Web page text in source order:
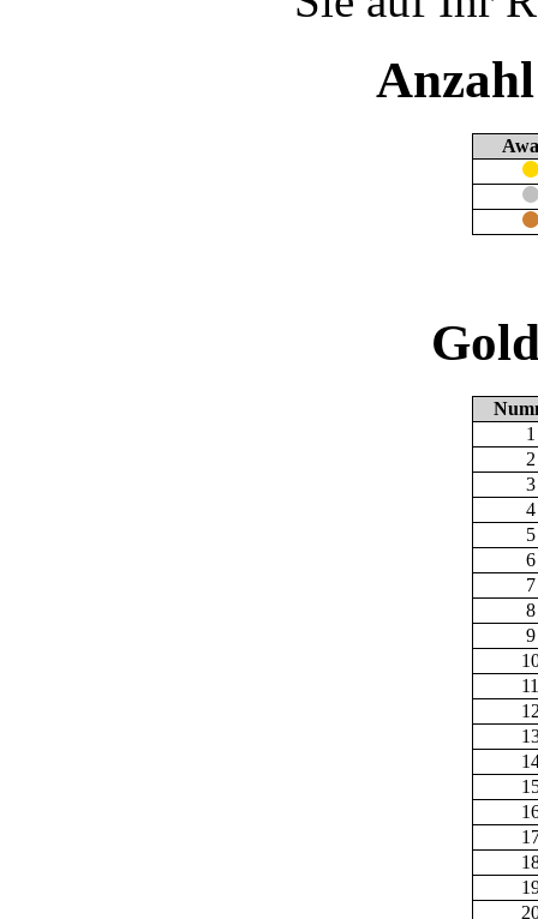
1
2
3
4
5
6
7
8
9
11